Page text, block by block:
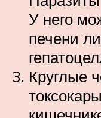
У него
печени
Круглые